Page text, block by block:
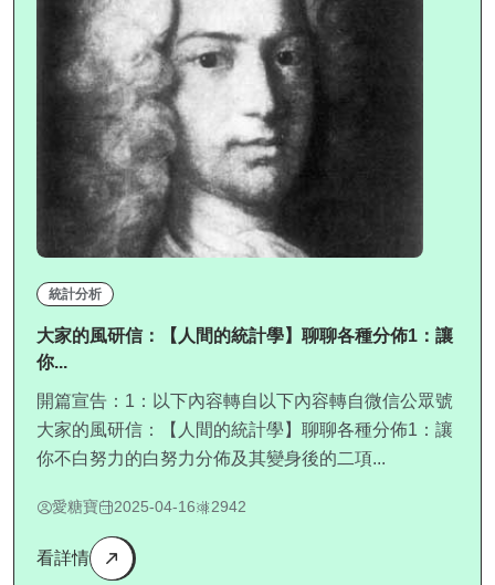
統計分析
大家的風研信：【人間的統計學】聊聊各種分佈1：讓
你...
開篇宣告：1：以下內容轉自以下內容轉自微信公眾號
大家的風研信：【人間的統計學】聊聊各種分佈1：讓
你不白努力的白努力分佈及其變身後的二項...
愛糖寶 2025-04-16 2942
看詳情